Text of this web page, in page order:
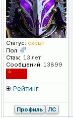
Статус: скрыт
Пол:
Стаж: 13 лет
Сообщений: 13899
Рейтинг
Профиль ЛС